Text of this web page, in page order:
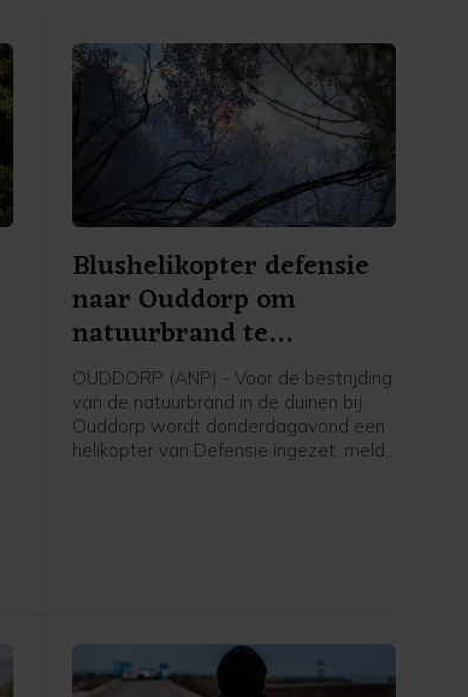
Blushelikopter defensie
naar Ouddorp om
natuurbrand te
bestrijden
OUDDORP (ANP) - Voor de bestrijding
van de natuurbrand in de duinen bij
Ouddorp wordt donderdagavond een
helikopter van Defensie ingezet, meldt
veiligheidsregio kon dit nog niet
bevestigen.